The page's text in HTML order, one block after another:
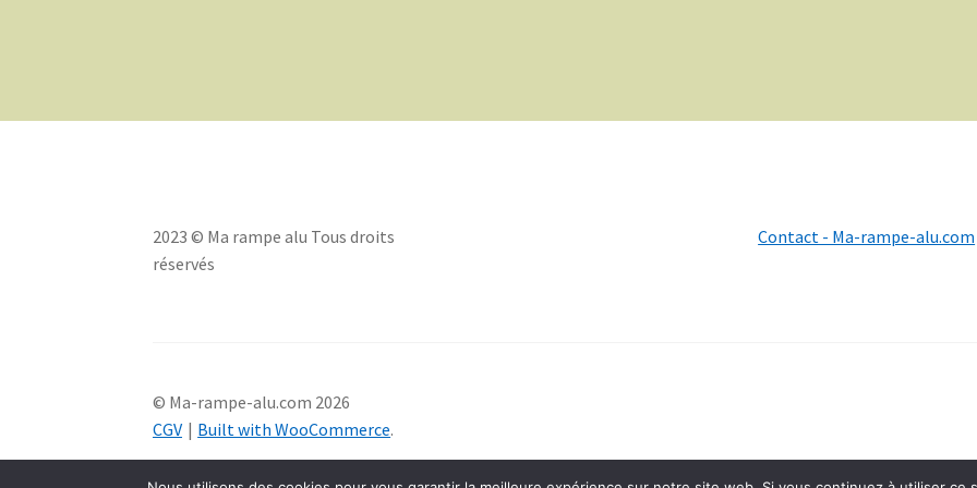
2023 © Ma rampe alu Tous droits
réservés
Contact - Ma-rampe-alu.com
© Ma-rampe-alu.com 2026
CGV
Built with WooCommerce.